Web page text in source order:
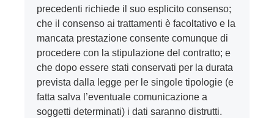
precedenti richiede il suo esplicito consenso;
che il consenso ai trattamenti è facoltativo e la
mancata prestazione consente comunque di
procedere con la stipulazione del contratto; e
che dopo essere stati conservati per la durata
prevista dalla legge per le singole tipologie (e
fatta salva l’eventuale comunicazione a
soggetti determinati) i dati saranno distrutti.